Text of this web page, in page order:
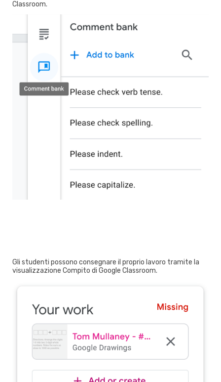
Classroom.
Gli studenti possono consegnare il proprio lavoro tramite la
visualizzazione Compito di Google Classroom.